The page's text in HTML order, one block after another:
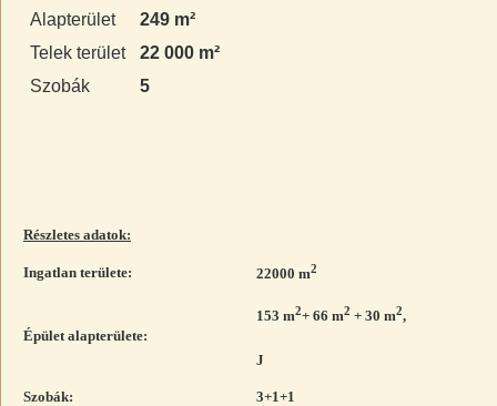
Alapterület
249 m²
Telek terület
22 000 m²
Szobák
5
Részletes adatok:
Ingatlan területe: 22000 m2
Épület alapterülete:
153 m2+ 66 m2 + 30 m2,
J
Szobák: 3+1+1